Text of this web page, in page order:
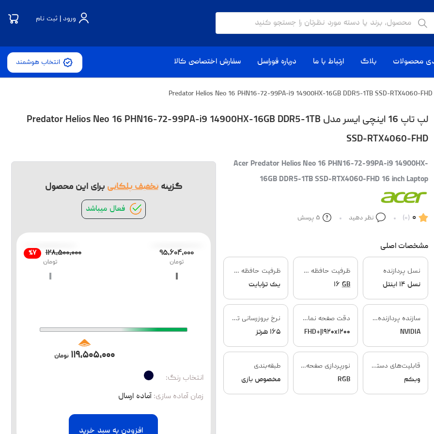
ورود | ثبت نام
محصولات بلاگ ارتباط با ما درباره فوراسل سفارش اختصاصی کالا انتخاب هوشمند
لپ تاپ 16 اینچی ایسر مدل Predator Helios Neo 16 PHN16-72-99PA-i9 14900HX-16GB DDR5-1TB
SSD-RTX4060-FHD
Acer Predator Helios Neo 16 PHN16-72-99PA-i9 14900HX-
16GB DDR5-1TB SSD-RTX4060-FHD 16 inch Laptop
۰ (۰) نظر دهید ۵ پرسش
مشخصات اصلی
نسل پردازنده
نسل ۱۴ اینتل
ظرفیت حافظه RAM
۱۶GB
ظرفیت حافظه داخلی
یک ترابایت
سازنده پردازنده گرافیکی
NVIDIA
دقت صفحه نمایش
FHD+|۱۹۲۰x۱۲۰۰
نرخ بروزرسانی تصویر
۱۶۵ هرتز
قابلیت‌های دستگاه
وبکم
نورپردازی صفحه کلید
RGB
طبقه‌بندی
مخصوص بازی
گزینهتخفیف پلکانی برای این محصول
فعال میباشد
%۷ ۱۲۸،۵۰۰،۰۰۰
تومان
۹۵،۶۰۴،۰۰۰
تومان
۱۱۹،۵۰۵،۰۰۰ تومان
انتخاب رنگ:
زمان آماده سازی: آماده ارسال
افزودن به سبد خرید